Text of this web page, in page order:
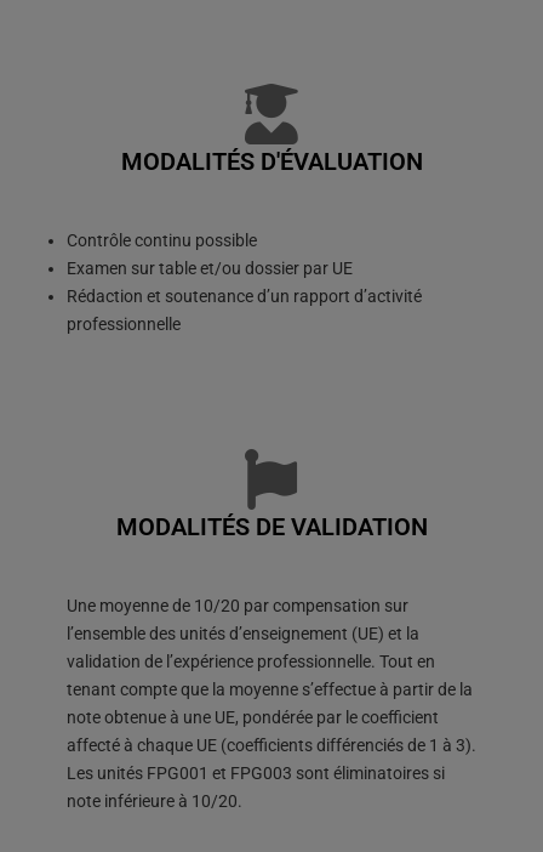
MODALITÉS D'ÉVALUATION
Contrôle continu possible
Examen sur table et/ou dossier par UE
Rédaction et soutenance d’un rapport d’activité
professionnelle
MODALITÉS DE VALIDATION
Une moyenne de 10/20 par compensation sur
l’ensemble des unités d’enseignement (UE) et la
validation de l’expérience professionnelle. Tout en
tenant compte que la moyenne s’effectue à partir de la
note obtenue à une UE, pondérée par le coefficient
affecté à chaque UE (coefficients différenciés de 1 à 3).
Les unités FPG001 et FPG003 sont éliminatoires si
note inférieure à 10/20.